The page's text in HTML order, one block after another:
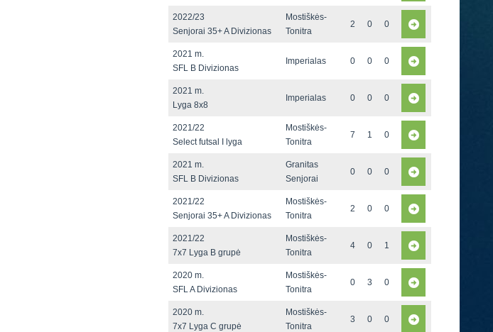
2022/23
Senjorai 35+ A Divizionas
Mostiškės-
Tonitra
2 0 0
2021 m.
SFL B Divizionas
Imperialas 0 0 0
2021 m.
Lyga 8x8
Imperialas 0 0 0
2021/22
Select futsal I lyga
Mostiškės-
Tonitra
7 1 0
2021 m.
SFL B Divizionas
Granitas
Senjorai
0 0 0
2021/22
Senjorai 35+ A Divizionas
Mostiškės-
Tonitra
2 0 0
2021/22
7x7 Lyga B grupė
Mostiškės-
Tonitra
4 0 1
2020 m.
SFL A Divizionas
Mostiškės-
Tonitra
0 3 0
2020 m.
7x7 Lyga C grupė
Mostiškės-
Tonitra
3 0 0